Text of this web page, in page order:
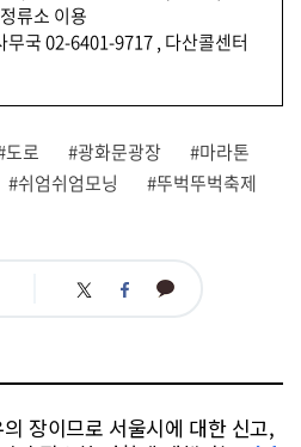
류소 이용
국 02-6401-9717 , 다산콜센터
도로 #광화문광장
#마라톤
#쉬엄쉬엄모닝
#뚜벅뚜벅축제
트 페 카
장이므로 서울시에 대한 신고,